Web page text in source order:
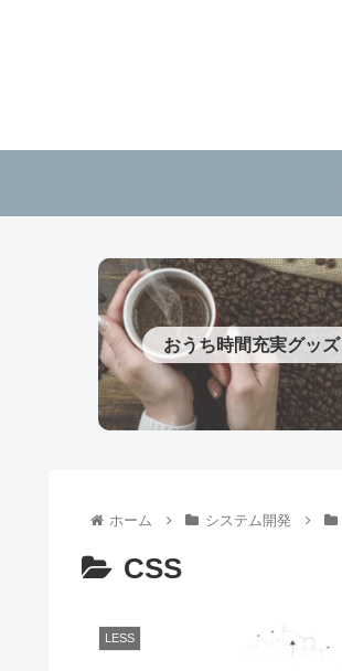
おうち時間充実グッズ
ホーム システム開発
CSS
LESS